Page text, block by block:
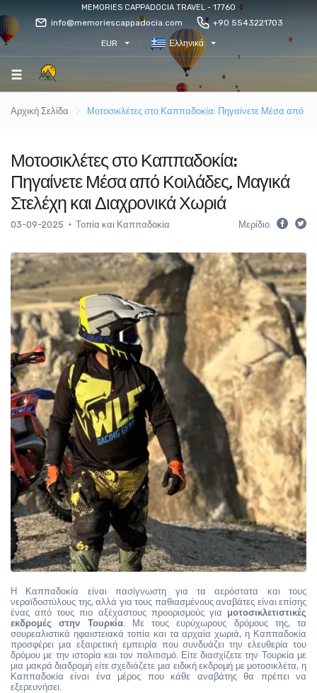
MEMORIES CAPPADOCIA TRAVEL - 17760
info@memoriescappadocia.com +90 5543221703
EUR Ελληνικά
Αρχική Σελίδα Μοτοσικλέτες στο Καππαδοκία: Πηγαίνετε Μέσα από
Μοτοσικλέτες στο Καππαδοκία:
Πηγαίνετε Μέσα από Κοιλάδες, Μαγικά
Στελέχη και Διαχρονικά Χωριά
03-09-2025 Τοπία και Καππαδοκία Μερίδιο
Η Καππαδοκία είναι πασίγνωστη για τα αερόστατα και τους
νεραϊδοστύλους της, αλλά για τους παθιασμένους αναβάτες είναι επίσης
ένας από τους πιο αξέχαστους προορισμούς για μοτοσικλετιστικές
εκδρομές στην Τουρκία. Με τους ευρύχωρους δρόμους της, τα
σουρεαλιστικά ηφαιστειακά τοπία και τα αρχαία χωριά, η Καππαδοκία
προσφέρει μια εξαιρετική εμπειρία που συνδυάζει την ελευθερία του
δρόμου με την ιστορία και τον πολιτισμό. Είτε διασχίζετε την Τουρκία με
μια μακρά διαδρομή είτε σχεδιάζετε μια ειδική εκδρομή με μοτοσικλέτα, η
Καππαδοκία είναι ένα μέρος που κάθε αναβάτης θα πρέπει να
εξερευνήσει.